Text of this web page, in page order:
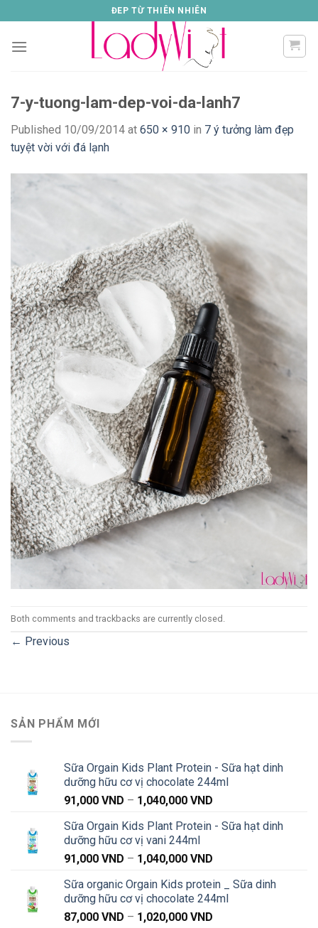
to
content
ĐEP TỪ THIÊN NHIÊN
7-y-tuong-lam-dep-voi-da-lanh7
Published 10/09/2014 at 650 × 910 in 7 ý tưởng làm đẹp
tuyệt vời với đá lạnh
Both comments and trackbacks are currently closed.
← Previous
SẢN PHẨM MỚI
Sữa Orgain Kids Plant Protein - Sữa hạt dinh
dưỡng hữu cơ vị chocolate 244ml
91,000 VND – 1,040,000 VND
từ
Sữa Orgain Kids Plant Protein - Sữa hạt dinh
dưỡng hữu cơ vị vani 244ml
91,000 VND – 1,040,000 VND
từ
91,000 VND
Sữa organic Orgain Kids protein _ Sữa dinh
dưỡng hữu cơ vị chocolate 244ml
87,000 VND – 1,020,000 VND